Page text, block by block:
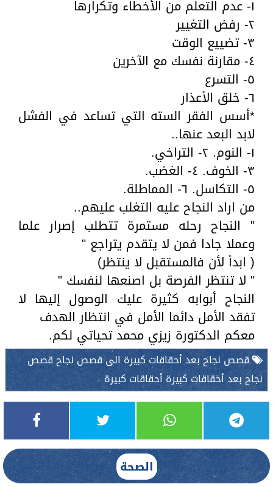
١- عدم التعلم من الأخطاء وتكرارها
٢- رفض التغيير
٣- تضييع الوقت
٤- مقارنة نفسك مع الآخرين
٥- التسرع
٦- خلق الأعذار
*أسس الفقر السته التي تساعد في الفشل
لابد البعد عنها..
١- النوم. ٢- التراخي.
٣- الخوف. ٤- الغضب.
٥- التكاسل. ٦- المماطلة.
من اراد النجاح عليه التغلب عليهم..
" النجاح رحله مستمرة تتطلب إصرار علما
وعملا جادا فمن لا يتقدم يتراجع "
( ابدأ لأن فالمستقبل لا ينتظر)
" لا تنتظر الفرصة بل اصنعها لنفسك "
النجاح أبوابه كثيرة عليك الوصول إليها لا
تفقد الأمل دائما الأمل في انتظار الهدف
معكم الدكتورة زيزي محمد تحياتي لكم.
قصص نجاح بعد أحقاقات كبيرة الى قصص نجاح قصص
نجاح بعد أحقاقات كبيرة أحقاقات كبيرة
الصحة